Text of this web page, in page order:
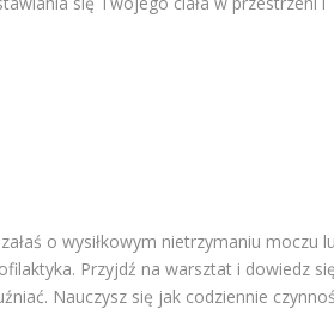
o wysiłkowym nietrzymaniu moczu
Przyjdź na warsztat i dowiedz
Nauczysz się jak codziennie